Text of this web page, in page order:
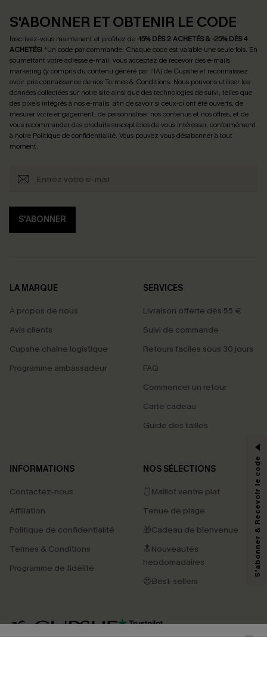
S'ABONNER ET OBTENIR LE CODE
Inscrivez-vous maintenant et profitez de -15% DÈS 2 ACHETÉS & -25% DÈS 4
ACHETÉS! *Un code par commande. Chaque code est valable une seule fois. En
soumettant votre adresse e-mail, vous acceptez de recevoir des e-mails
marketing (y compris du contenu généré par l'IA) de Cupshe et reconnaissez
avoir pris connaissance de nosTermes & Conditions. Nous pouvons utiliser les
données collectées sur notre site ainsi que des technologies de suivi, telles que
des pixels intégrés à nos e-mails, afin de savoir si ceux-ci ont été ouverts, de
mesurer votre engagement, de personnaliser nos contenus et nos offres, et de
vous recommander des produits susceptibles de vous intéresser, conformément
à notre Politique de confidentialité. Vous pouvez vous désabonner à tout
moment.
S'ABONNER
LA MARQUE
À propos de nous
Avis clients
Cupshe chaîne logistique
Programme ambassadeur
SERVICES
Livraison offerte dès 55 €
Suivi de commande
Retours faciles sous 30 jours
FAQ
Commencer un retour
Carte cadeau
Guide des tailles
INFORMATIONS
Contactez-nous
Affiliation
Politique de confidentialité
Termes & Conditions
Programme de fidélité
NOS SÉLECTIONS
🩱Maillot ventre plat
Tenue de plage
🎁Cadeau de bienvenue
🔝Nouveautés
hebdomadaires
😍Best-sellers
4.4
PROFITEZ DE -15%
marketing (y compris du contenu généré par l'IA) de Cupshe et
pouvons utiliser les données collectées sur notre site ainsi que des
savoir si ceux-ci ont été ouverts, de mesurer votre engagement, de
personnaliser nos contenus et nos offres, et de vous recommander des
produits susceptibles de vous intéresser, conformément à notre
Politique de
. Vous pouvez vous désabonner à tout moment.
S'abonner & Recevoir le code